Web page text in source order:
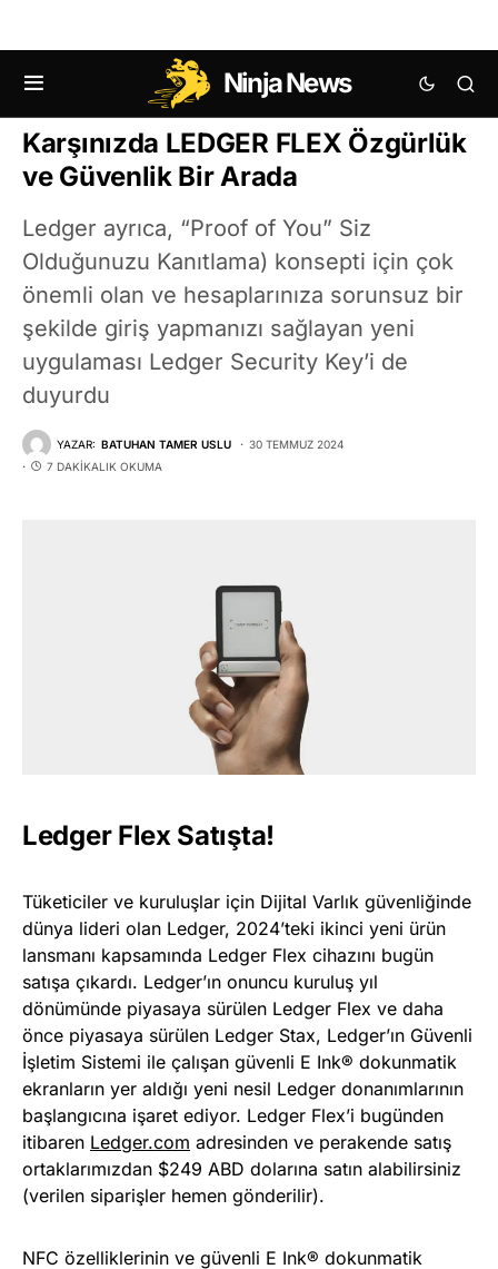
Ninja News
KRIPTO PARA PIYASASI BASIN BÜLTENI
Karşınızda LEDGER FLEX Özgürlük
ve Güvenlik Bir Arada
Ledger ayrıca, “Proof of You” Siz
Olduğunuzu Kanıtlama) konsepti için çok
önemli olan ve hesaplarınıza sorunsuz bir
şekilde giriş yapmanızı sağlayan yeni
uygulaması Ledger Security Key’i de
duyurdu
YAZAR: BATUHAN TAMER USLU
30 TEMMUZ 2024
7 DAKIKALIK OKUMA
Ledger Flex Satışta!
Tüketiciler ve kuruluşlar için Dijital Varlık güvenliğinde
dünya lideri olan Ledger, 2024’teki ikinci yeni ürün
lansmanı kapsamında Ledger Flex cihazını bugün
satışa çıkardı. Ledger’ın onuncu kuruluş yıl
dönümünde piyasaya sürülen Ledger Flex ve daha
önce piyasaya sürülen Ledger Stax, Ledger’ın Güvenli
İşletim Sistemi ile çalışan güvenli E Ink® dokunmatik
ekranların yer aldığı yeni nesil Ledger donanımlarının
başlangıcına işaret ediyor. Ledger Flex’i bugünden
itibaren Ledger.com adresinden ve perakende satış
ortaklarımızdan $249 ABD dolarına satın alabilirsiniz
(verilen siparişler hemen gönderilir).
NFC özelliklerinin ve güvenli E Ink® dokunmatik